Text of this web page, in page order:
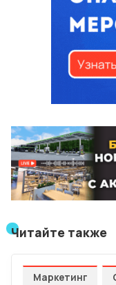
Читайте также
Маркетинг